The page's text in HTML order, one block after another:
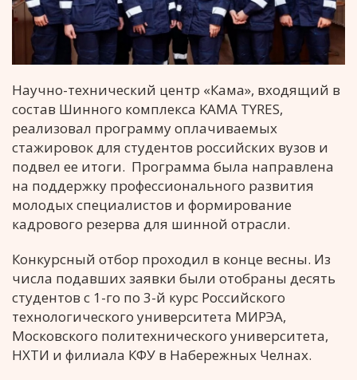
Научно-технический центр «Кама», входящий в
состав Шинного комплекса KAMA TYRES,
реализовал программу оплачиваемых
стажировок для студентов российских вузов и
подвел ее итоги. Программа была направлена
на поддержку профессионального развития
молодых специалистов и формирование
кадрового резерва для шинной отрасли.
Конкурсный отбор проходил в конце весны. Из
числа подавших заявки были отобраны десять
студентов с 1-го по 3-й курс Российского
технологического университета МИРЭА,
Московского политехнического университета,
НХТИ и филиала КФУ в Набережных Челнах.